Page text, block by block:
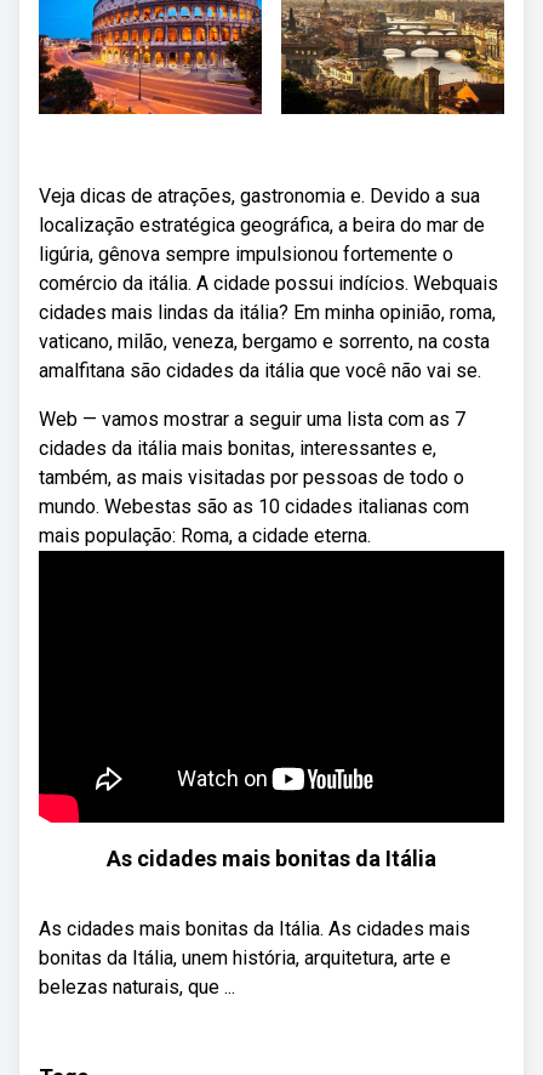
Veja dicas de atrações, gastronomia e. Devido a sua
localização estratégica geográfica, a beira do mar de
ligúria, gênova sempre impulsionou fortemente o
comércio da itália. A cidade possui indícios. Webquais
cidades mais lindas da itália? Em minha opinião, roma,
vaticano, milão, veneza, bergamo e sorrento, na costa
amalfitana são cidades da itália que você não vai se.
Web — vamos mostrar a seguir uma lista com as 7
cidades da itália mais bonitas, interessantes e,
também, as mais visitadas por pessoas de todo o
mundo. Webestas são as 10 cidades italianas com
mais população: Roma, a cidade eterna.
As cidades mais bonitas da Itália
As cidades mais bonitas da Itália. As cidades mais
bonitas da Itália, unem história, arquitetura, arte e
belezas naturais, que ...